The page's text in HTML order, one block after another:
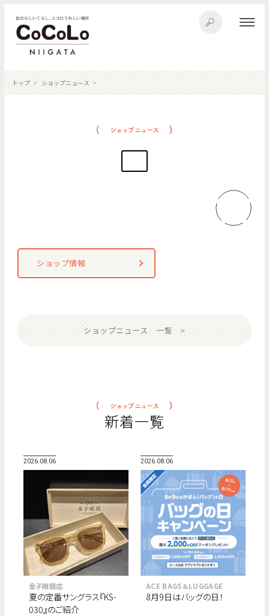
トップ ショップニュース
ショップ情報
ショップニュース 一覧
新着一覧
2026.08.06
金子眼鏡店
夏の定番サングラス『KS-
030』のご紹介
2026.08.06
ACE BAGS＆LUGGAGE
8月9日はバッグの日！